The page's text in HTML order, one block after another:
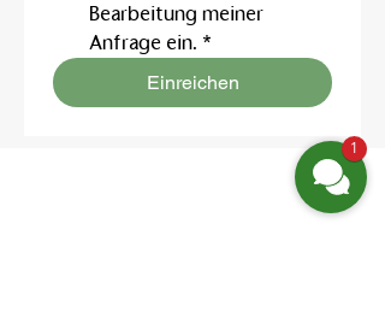
Bearbeitung meiner
Anfrage ein. *
Einreichen
1